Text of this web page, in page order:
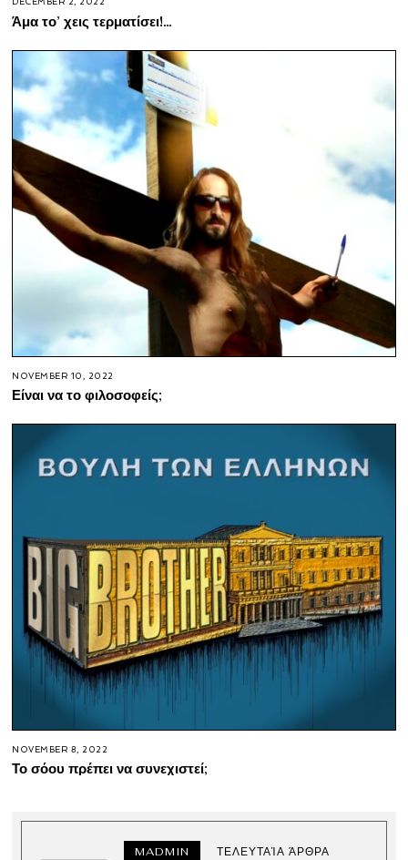
DECEMBER 2, 2022
Άμα το’ χεις τερματίσει!…
NOVEMBER 10, 2022
Είναι να το φιλοσοφείς;
NOVEMBER 8, 2022
Το σόου πρέπει να συνεχιστεί;
MADMIN ΤΕΛΕΥΤΑΊΑ ΆΡΘΡΑ